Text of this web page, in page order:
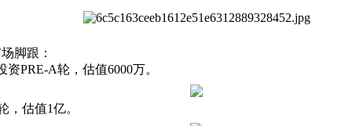
脚跟：
PRE-A轮，估值6000万。
，估值1亿。